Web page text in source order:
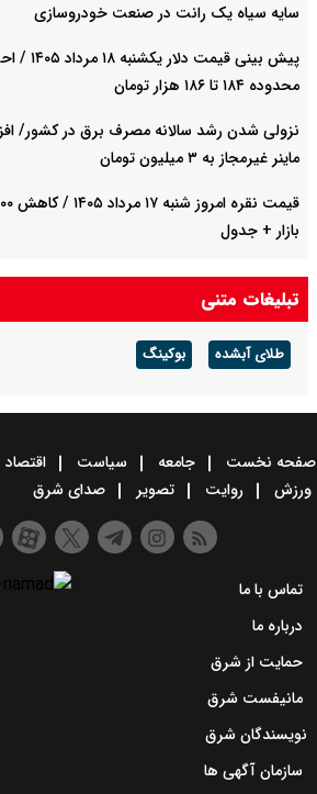
سایه سیاه یک رانت در صنعت خودروسازی
پیش
محدوده ۱۸۴ تا ۱۸۶ هزار تومان
نزولی شدن رشد سالانه مصرف برق در کشور/
ماینر غیرمجاز به ۳ میلیون تومان
بازار + جدول
سایپا روی میز واگذاری؛ گام تازه برای شکستن
تبلیغات متنی
طلای آبشده بوکینگ
صفحه نخست جامعه سیاست اقتصاد
ورزش
روایت تصویر صدای شرق
تماس با ما
درباره ما
حمایت از شرق
مانیفست شرق
نویسندگان شرق
سازمان آگهی ها